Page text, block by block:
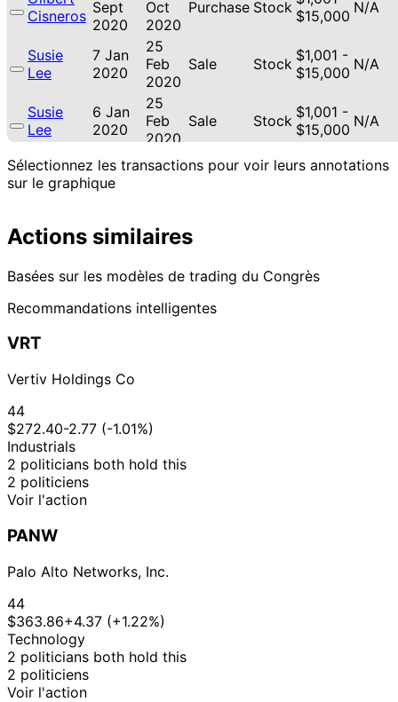
Cisneros Sept
2020
Oct
2020
Purchase Stock $15,000 N/A
Susie
Lee
7 Jan
2020
25
Feb
2020
Sale Stock $1,001 -
$15,000 N/A
Susie
Lee
6 Jan
2020
25
Feb
2020
Sale Stock $1,001 -
$15,000 N/A
Susie
Lee
22 Nov
2019
16
Jan
Purchase Stock
$1,001 -
N/A
Susie
Lee
15 Nov
2019
Jan
Purchase
Pete
27 Jul
N/A Sale Stock $1,001 -
$15,000
Sessions
19
Pete
10 May
Sélectionnez les transactions pour voir leurs annotations
sur le graphique
Actions similaires
Basées sur les modèles de trading du Congrès
Recommandations intelligentes
VRT
Vertiv Holdings Co
44
$272.40-2.77 (-1.01%)
Industrials
2 politicians both hold this
2 politiciens
Voir l'action
PANW
Palo Alto Networks, Inc.
44
$363.86+4.37 (+1.22%)
Technology
2 politicians both hold this
2 politiciens
Voir l'action